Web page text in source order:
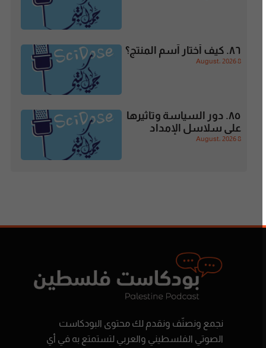
٨٦. كيف أختار آسم المنتج؟
8 August، 2026
٨٥. دور السياسة وتاثيرها
على سلاسل الإمداد
8 August، 2026
نجمع ونصنّف ونقدم لك محتوى البودكاست
الصوتي الفلسطيني والعربي لتستمتع به في أي